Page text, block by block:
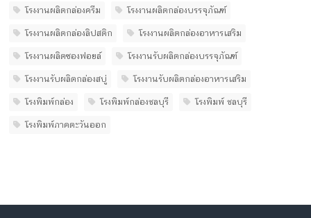
โรงงานผลิตกล่องครีม โรงงานผลิตกล่องบรรจุภัณฑ์
โรงงานผลิตกล่องลิปสติก โรงงานผลิตกล่องอาหารเสริม
โรงงานผลิตซองฟอยล์ โรงงานรับผลิตกล่องบรรจุภัณฑ์
โรงงานรับผลิตกล่องสบู่ โรงงานรับผลิตกล่องอาหารเสริม
โรงพิมพ์กล่อง โรงพิมพ์กล่องชลบุรี โรงพิมพ์ ชลบุรี
โรงพิมพ์ภาคตะวันออก